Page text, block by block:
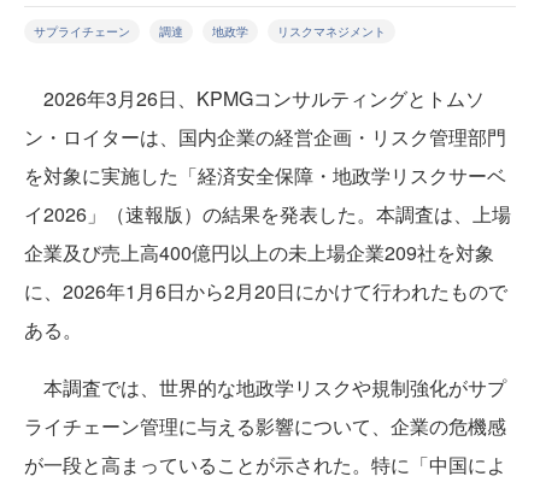
サプライチェーン 調達 地政学 リスクマネジメント
2026年3月26日、KPMGコンサルティングとトムソ
ン・ロイターは、国内企業の経営企画・リスク管理部門
を対象に実施した「経済安全保障・地政学リスクサーベ
イ2026」（速報版）の結果を発表した。本調査は、上場
企業及び売上高400億円以上の未上場企業209社を対象
に、2026年1月6日から2月20日にかけて行われたもので
ある。
本調査では、世界的な地政学リスクや規制強化がサプ
ライチェーン管理に与える影響について、企業の危機感
が一段と高まっていることが示された。特に「中国によ